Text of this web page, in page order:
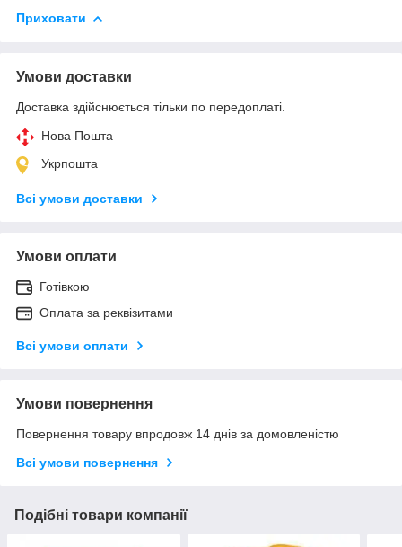
Приховати
Умови доставки
Доставка здійснюється тільки по передоплаті.
Нова Пошта
Укрпошта
Всі умови доставки
Умови оплати
Готівкою
Оплата за реквізитами
Всі умови оплати
Умови повернення
Повернення товару впродовж 14 днів за домовленістю
Всі умови повернення
Подібні товари компанії